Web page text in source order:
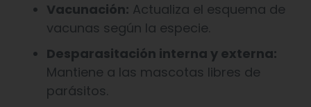
Vacunación: Actualiza el esquema de
vacunas según la especie.
Desparasitación interna y externa:
Mantiene a las mascotas libres de
parásitos.